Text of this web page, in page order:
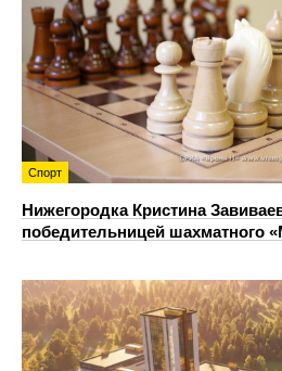
Спорт
Нижегородка Кристина
победительницей шахматного